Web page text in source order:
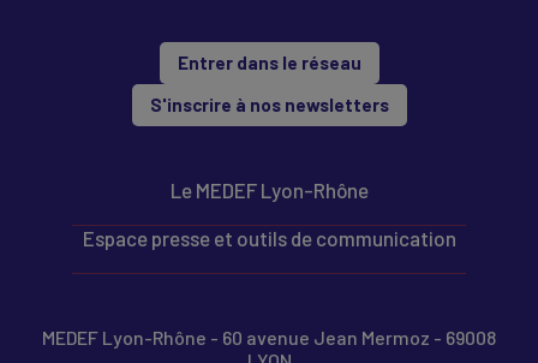
Entrer dans le réseau
S'inscrire à nos newsletters
Le MEDEF Lyon-Rhône
Espace presse et outils de communication
MEDEF Lyon-Rhône - 60 avenue Jean Mermoz - 69008